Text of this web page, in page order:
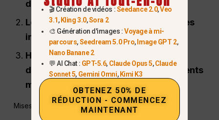
d'OpenAI
Les médias s'appuient sur des sources
internes anonymes
Historique des retards de lancement
d'OpenAI (GPT-4.5, GPT-5, déploiements
multimodaux)
Mises à jour passées souvent lancées :
🎬 Création de vidéos :Seedance 2.0,Veo
3.1, Kling 3.0,Sora 2
🎨 Génération d'images :Voyage à mi-
parcours,Seedream 5.0 Pro, Image GPT 2,
Nano Banane 2
💬 AI Chat : GPT-5.6, Claude Opus 5,Claude
Sonnet 5, Gemini Omni, Kimi K3
OBTENEZ 50% DE
RÉDUCTION - COMMENCEZ
MAINTENANT